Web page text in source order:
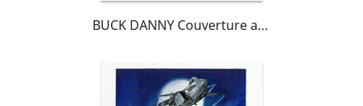
BUCK DANNY Couverture alternative SPIROU